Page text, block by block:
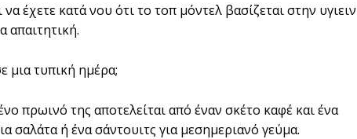
έχετε κατά νου ότι το τοπ μόντελ βασίζεται στην
απαιτητική.
μια τυπική ημέρα;
πρωινό της αποτελείται από έναν σκέτο καφέ και ένα
σαλάτα ή ένα σάντουιτς για μεσημεριανό γεύμα.